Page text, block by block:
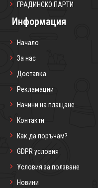
ГРАДИНСКО ПАРТИ
Информация
Начало
За нас
Доставка
Рекламации
Начини на плащане
Контакти
Как да поръчам?
GDPR условия
Условия за ползване
Новини